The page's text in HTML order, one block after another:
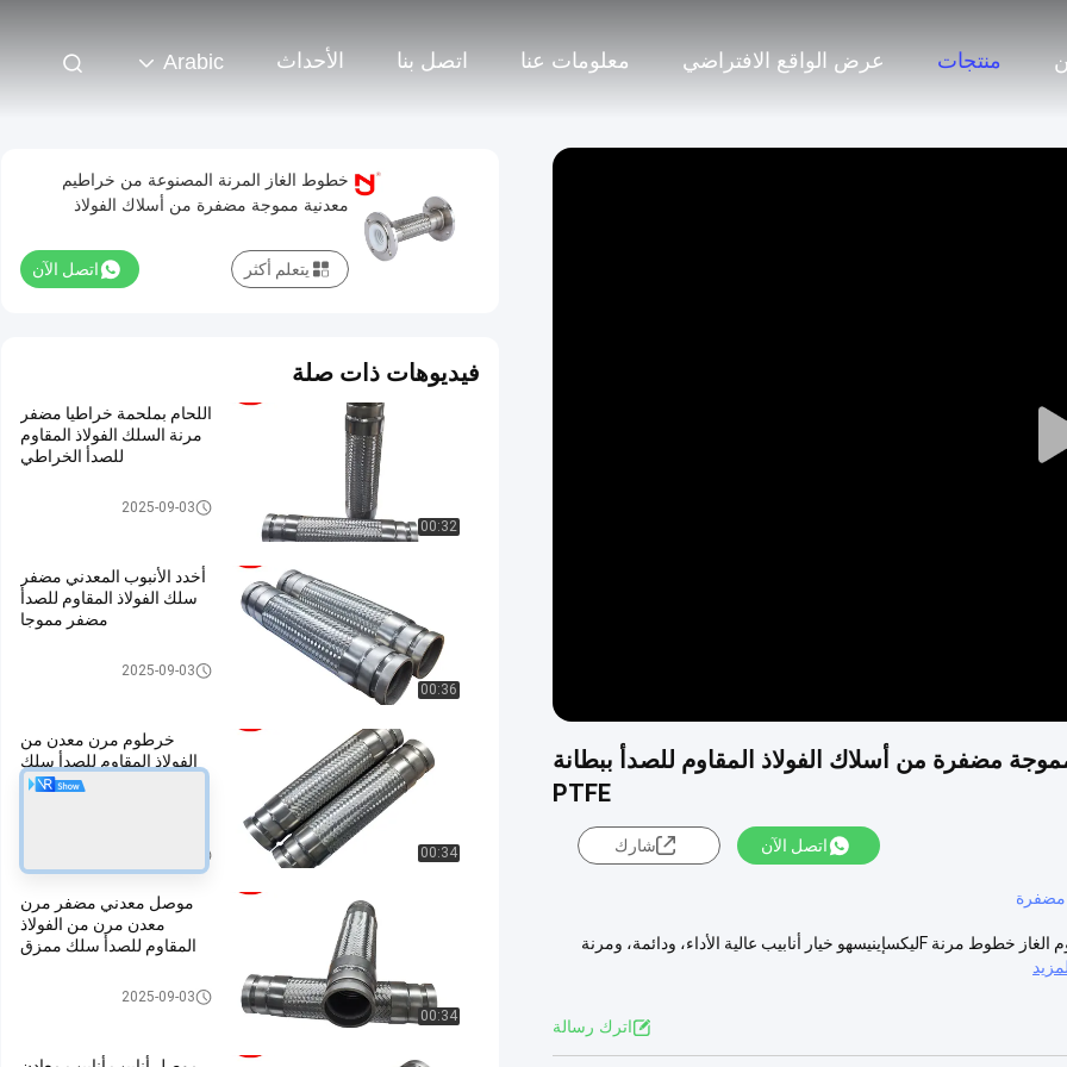
منتجات عرض الواقع الافتراضي معلومات عنا اتصل بنا الأحداث Arabic
Play
مضفرة من أسلاك الفولاذ المقاوم للصدأ ببطانة
PTFE
اتصل الآن شارك
مضفرة
PTFE الغطاء الفولاذ المقاوم للصدأ الأسلاك الملتوية المموجة المعدنية خرطوم الغاز خطوط مرنة Fليكسإينيسهو خيار أنابيب عالية الأداء، ودائمة، ومرنة
اترك رسالة
خطوط الغاز المرنة المصنوعة من خراطيم
معدنية مموجة مضفرة من أسلاك الفولاذ
اتصل الآن يتعلم أكثر
فيديوهات ذات صلة
00:32
اللحام بملحمة خراطيا مضفر
مرنة السلك الفولاذ المقاوم
للصدأ الخراطي
خرطوم مضفر معدني2025-09-03
00:36
أخدد الأنبوب المعدني مضفر
سلك الفولاذ المقاوم للصدأ
مضفر مموجا
خرطوم مضفر معدني2025-09-03
00:34
خرطوم مرن معدن من
الفولاذ المقاوم للصدأ سلك
مضفر مخادعا مخبوط
00:34
موصل معدني مضفر مرن
معدن مرن من الفولاذ
المقاوم للصدأ سلك ممزق
خرطوم مضفر معدني2025-09-03